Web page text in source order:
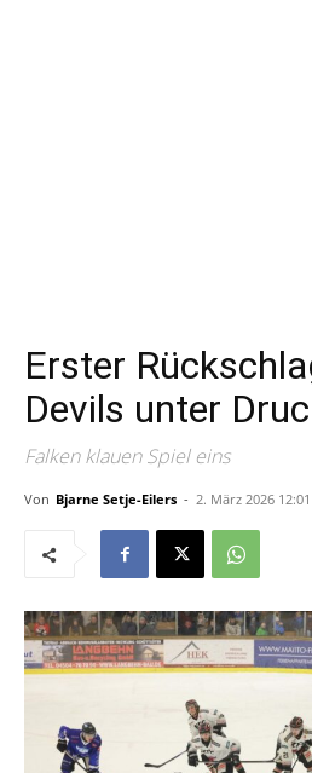
Erster
Devils unter
Falken klauen Spiel eins
Von Bjarne Setje-Eilers - 2. März 2026 12:01